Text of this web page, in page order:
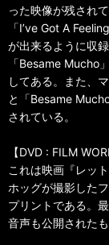
った映像が残され
「I’ve Got A
が出来るように収
「Besame Mucho
してある。また、
と「Besame
されている。
【DVD : FILM
これは映画『レッ
ホッグが撮影した
プリントである。
音声も公開された